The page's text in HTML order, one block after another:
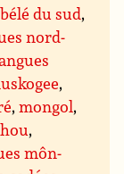
du sud,
nord-
,
,mongol,
,
môn-